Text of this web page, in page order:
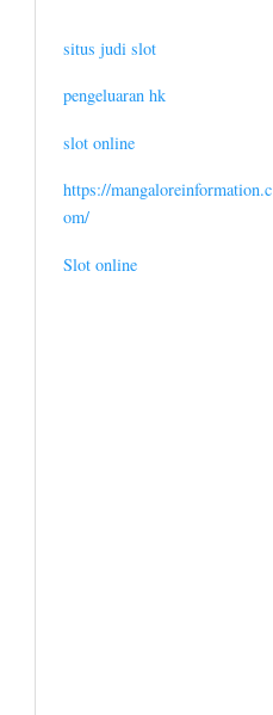
situs judi slot
pengeluaran hk
slot online
https://mangaloreinformation.c
om/
Slot online